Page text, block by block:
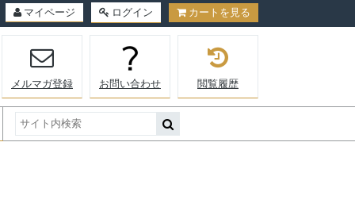
マイページ ログイン カートを見る
メルマガ登録 お問い合わせ 閲覧履歴